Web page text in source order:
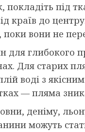
покладіть під
країв до
вони не
для глибокого
Для старих
воді з
— пляма
деніму,
можуть